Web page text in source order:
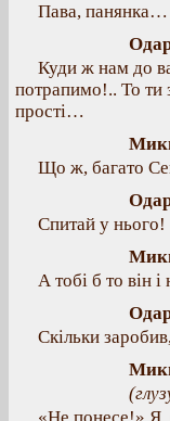
Пава, панянка…
Куди ж нам до
потрапимо!.. То ти
прості…
Що ж, багато
Спитай у нього!
А тобі б то він
Скільки